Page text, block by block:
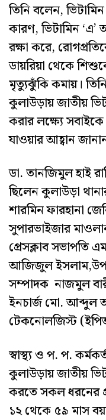
তিনি বলেন,
কারণ, ভিটামিন ‘এ’
রক্ষা করে,
ডায়রিয়া থেকে
মৃত্যুঝুঁকি কমায়।
কুলাউড়ায় জাতীয়
করার লক্ষ্যে
যাওয়ার আহ্বান
ডা. তানজিমুল হাই
ছিলেন কুলাউড়া
শারমিন ফারহানা
সুপারভাইজার
প্রেসক্লাব সভাপতি
আজিজুল
সম্পাদক নাজমুল
ইনচার্জ মো. আব্দুল
টেকনোলজিস্ট
স্বাস্থ্য ও প. প.
কুলাউড়ায় জাতীয়
করতে সকল ধরনের
১২ থেকে ৫৯ মাস